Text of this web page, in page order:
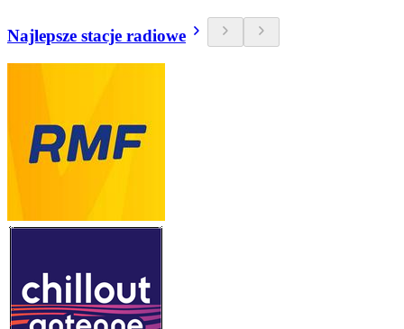
Najlepsze stacje radiowe